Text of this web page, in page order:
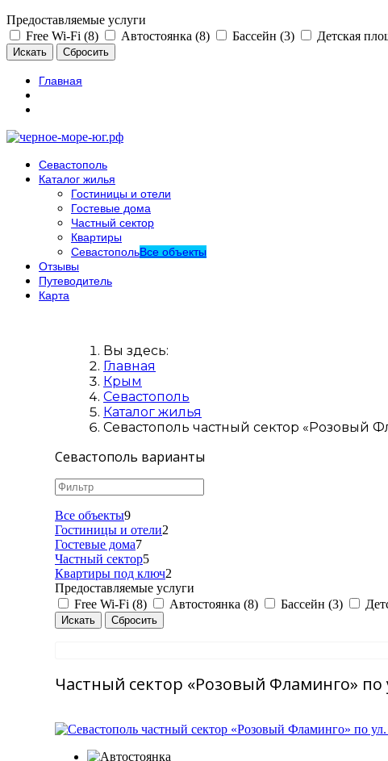
Предоставляемые услуги
Free Wi-Fi (8)
Автостоянка (8) Бассейн (3) Детская
Главная
Севастополь
Каталог жилья
Гостиницы и отели
Гостевые дома
Частный сектор
Квартиры
СевастопольВсе объекты
Отзывы
Путеводитель
Карта
Вы здесь:
Главная
Крым
Севастополь
Каталог жилья
Севастополь частный сектор «Розовый
Севастополь варианты
Все объекты9
Гостиницы и отели2
Гостевые дома7
Частный сектор5
Квартиры под ключ2
Предоставляемые услуги
Free Wi-Fi (8)
Автостоянка (8) Бассейн (3)
Частный сектор «Розовый Фламинго» по